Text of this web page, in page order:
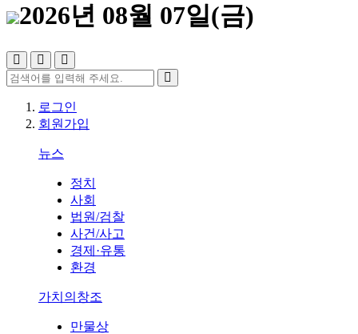
2026년 08월 07일(금)
로그인
회원가입
뉴스
정치
사회
법원/검찰
사건/사고
경제·유통
환경
가치의창조
만물상